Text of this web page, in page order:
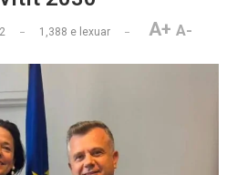
1,388 e lexuar A+ A-